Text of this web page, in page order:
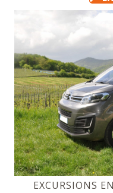
EXCURSIONS